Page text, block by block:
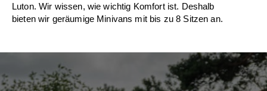
Luton. Wir wissen, wie wichtig Komfort ist. Deshalb
bieten wir geräumige Minivans mit bis zu 8 Sitzen an.